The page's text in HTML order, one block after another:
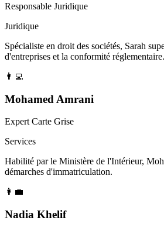
Responsable Juridique
Juridique
Spécialiste en droit des sociétés, Sarah
d'entreprises et la conformité réglementaire.
👨‍💻
Mohamed Amrani
Expert Carte Grise
Services
Habilité par le Ministère de l'Intérieur,
démarches d'immatriculation.
👩‍💼
Nadia Khelif